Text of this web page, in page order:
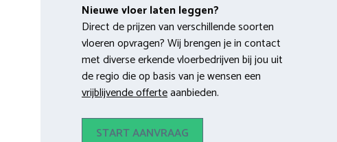
Nieuwe vloer laten leggen?
Direct de prijzen van verschillende soorten
vloeren opvragen? Wij brengen je in contact
met diverse erkende vloerbedrijven bij jou uit
de regio die op basis van je wensen een
vrijblijvende offerteaanbieden.
START AANVRAAG